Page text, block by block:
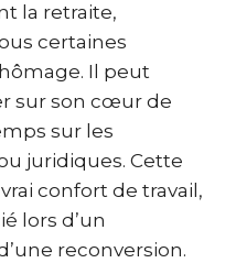
la retraite,
certaines
Il peut
sur son cœur de
sur les
juridiques. Cette
confort de travail,
lors d’un
reconversion.